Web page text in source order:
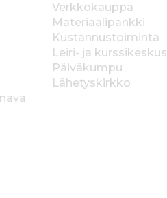
Verkkokauppa
Materiaalipankki
Kustannustoiminta
Leiri- ja kurssikeskus
Päiväkumpu
Lähetyskirkko